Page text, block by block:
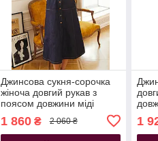
Джинсова сукня-сорочка
жіноча довгий рукав з
поясом довжини міді
1 860₴ 2 060 ₴ 1